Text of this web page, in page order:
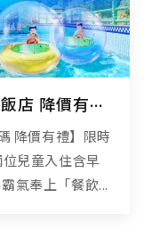
超值住宿加碼 入住新竹親子飯店 降價有禮高CP享受
降價有禮】限時
兒童入住含早
氣奉上「餐飲...